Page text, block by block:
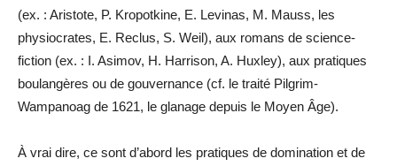
(ex. : Aristote, P. Kropotkine, E. Levinas, M. Mauss, les
physiocrates, E. Reclus, S. Weil), aux romans de science-
fiction (ex. : I. Asimov, H. Harrison, A. Huxley), aux pratiques
boulangères ou de gouvernance (cf. le traité Pilgrim-
Wampanoag de 1621, le glanage depuis le Moyen Âge).
À vrai dire, ce sont d’abord les pratiques de domination et de